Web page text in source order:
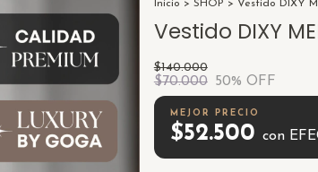
Inicio > SHOP > Vestido DIXY
Vestido DIXY
$140.000
$70.000 50% OFF
$52.500 con